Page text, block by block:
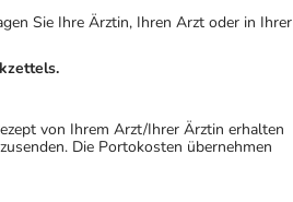
Sie Ihre Ärztin, Ihren Arzt oder in Ihrer
von Ihrem Arzt/Ihrer Ärztin erhalten
Die Portokosten übernehmen